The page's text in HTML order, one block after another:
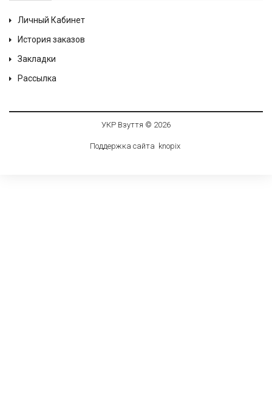
Личный Кабинет
История заказов
Закладки
Рассылка
УКР Взуття © 2026
Поддержка сайта knopix